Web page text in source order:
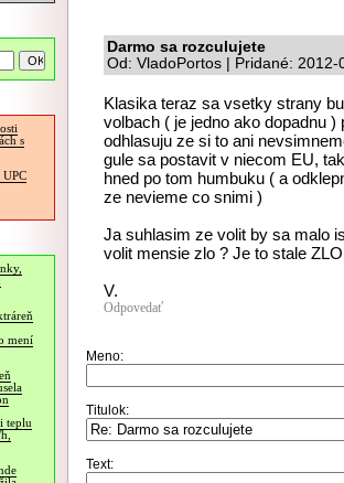
s
UPC
mení
teplu
Darmo sa rozculujete
Od: VladoPortos | Pridané:
Klasika teraz sa vsetky strany
volbach ( je jedno ako dopadnu
odhlasuju ze si to ani
gule sa postavit v niecom EU,
hned po tom humbuku ( a
ze nevieme co snimi )
Ja suhlasim ze volit by sa malo
volit mensie zlo ? Je to stale
V.
Odpovedať
Meno:
Titulok:
Text: